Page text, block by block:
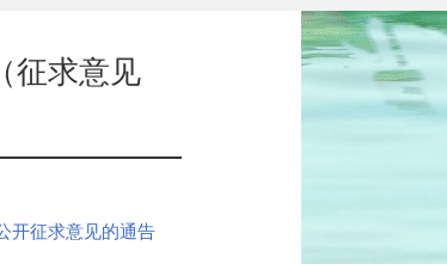
征求意见
开征求意见的通告